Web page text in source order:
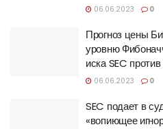
06.06.2023 0
Прогноз цены
уровню
иска SEC
06.06.2023 0
SEC подает в
«вопиющее